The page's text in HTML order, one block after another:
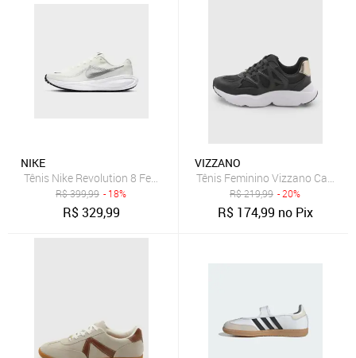
NIKE
Tênis Nike Revolution 8 Feminino
R$399,99 - 18%
R$329,99
VIZZANO
Tênis Feminino Vizzano Cano
R$219,99 - 20%
R$ 174,99 no Pix